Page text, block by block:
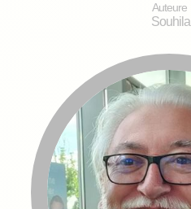
Auteure
Souhila